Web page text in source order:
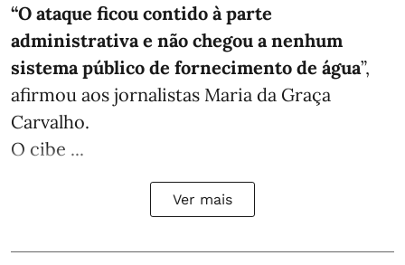
“O ataque ficou contido à parte
administrativa e não chegou a nenhum
sistema público de fornecimento de água”,
afirmou aos jornalistas Maria da Graça
Carvalho.
O cibe ...
Ver mais